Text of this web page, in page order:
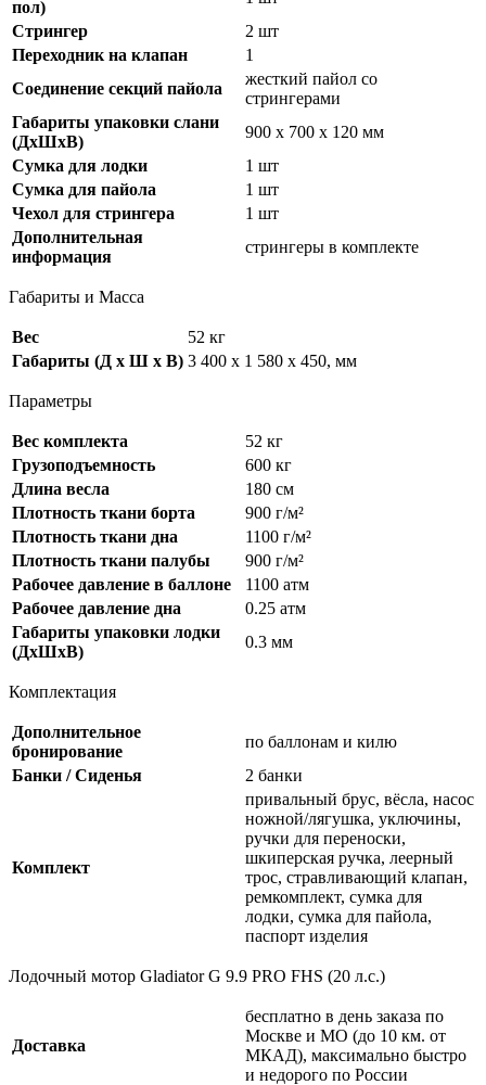
пол)
Стрингер
2 шт
Переходник на клапан
1
Соединение секций пайола
жесткий пайол со
стрингерами
Габариты упаковки слани
(ДхШхВ)
900 х 700 х 120 мм
Сумка для лодки
1 шт
Сумка для пайола
1 шт
Чехол для стрингера
1 шт
Дополнительная
информация
стрингеры в комплекте
Габариты и Масса
Вес
52 кг
Габариты (Д x Ш x В) 3 400 x 1 580 x 450, мм
Параметры
Вес комплекта
52 кг
Грузоподъемность
600 кг
Длина весла
180 см
Плотность ткани борта
900 г/м²
Плотность ткани дна
1100 г/м²
Плотность ткани палубы
900 г/м²
Рабочее давление в баллоне
1100 атм
Рабочее давление дна
0.25 атм
Габариты упаковки лодки
(ДхШхВ)
0.3 мм
Комплектация
Дополнительное
бронирование
по баллонам и килю
Банки / Сиденья
2 банки
Комплект
привальный брус, вёсла, насос
ножной/лягушка, уключины,
ручки для переноски,
шкиперская ручка, леерный
трос, стравливающий клапан,
ремкомплект, сумка для
лодки, сумка для пайола,
паспорт изделия
Лодочный мотор Gladiator G 9.9 PRO FHS (20 л.с.)
Доставка
бесплатно в день заказа по
Москве и МО (до 10 км. от
МКАД), максимально быстро
и недорого по России